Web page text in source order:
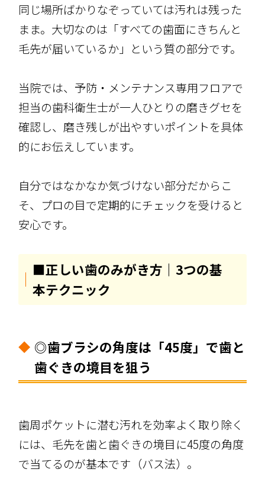
同じ場所ばかりなぞっていては汚れは残った
まま。大切なのは「すべての歯面にきちんと
毛先が届いているか」という質の部分です。
当院では、予防・メンテナンス専用フロアで
担当の歯科衛生士が一人ひとりの磨きグセを
確認し、磨き残しが出やすいポイントを具体
的にお伝えしています。
自分ではなかなか気づけない部分だからこ
そ、プロの目で定期的にチェックを受けると
安心です。
■正しい歯のみがき方｜3つの基
本テクニック
◎歯ブラシの角度は「45度」で歯と
歯ぐきの境目を狙う
歯周ポケットに潜む汚れを効率よく取り除く
には、毛先を歯と歯ぐきの境目に45度の角度
で当てるのが基本です（バス法）。